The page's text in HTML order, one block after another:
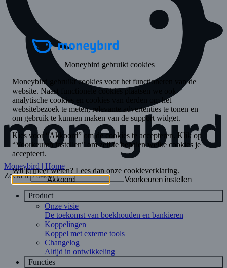
Moneybird | Home
Zoeken
Product
Onze visie
De toekomst van boekhouden en bankieren
Koppelingen
Koppel met externe tools
Changelog
Altijd in ontwikkeling
Functies